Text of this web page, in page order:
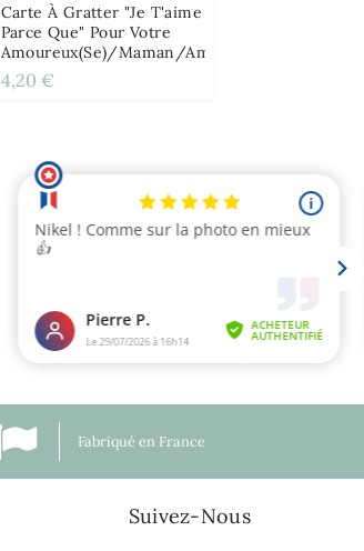
Carte À Gratter "Je T'aime
Parce Que" Pour Votre
Amoureux(se)/maman/ami(e)
4,20 €
Fabriqué en France
Suivez-Nous